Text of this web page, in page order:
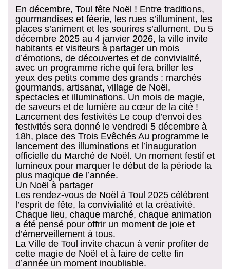
En décembre, Toul fête Noël ! Entre traditions,
gourmandises et féerie, les rues s’illuminent, les
places s’animent et les sourires s’allument. Du 5
décembre 2025 au 4 janvier 2026, la ville invite
habitants et visiteurs à partager un mois
d’émotions, de découvertes et de convivialité,
avec un programme riche qui fera briller les
yeux des petits comme des grands : marchés
gourmands, artisanat, village de Noël,
spectacles et illuminations. Un mois de magie,
de saveurs et de lumière au cœur de la cité !
Lancement des festivités Le coup d’envoi des
festivités sera donné le vendredi 5 décembre à
18h, place des Trois Evêchés Au programme le
lancement des illuminations et l’inauguration
officielle du Marché de Noël. Un moment festif et
lumineux pour marquer le début de la période la
plus magique de l’année.
Un Noël à partager
Les rendez-vous de Noël à Toul 2025 célèbrent
l’esprit de fête, la convivialité et la créativité.
Chaque lieu, chaque marché, chaque animation
a été pensé pour offrir un moment de joie et
d’émerveillement à tous.
La Ville de Toul invite chacun à venir profiter de
cette magie de Noël et à faire de cette fin
d’année un moment inoubliable.